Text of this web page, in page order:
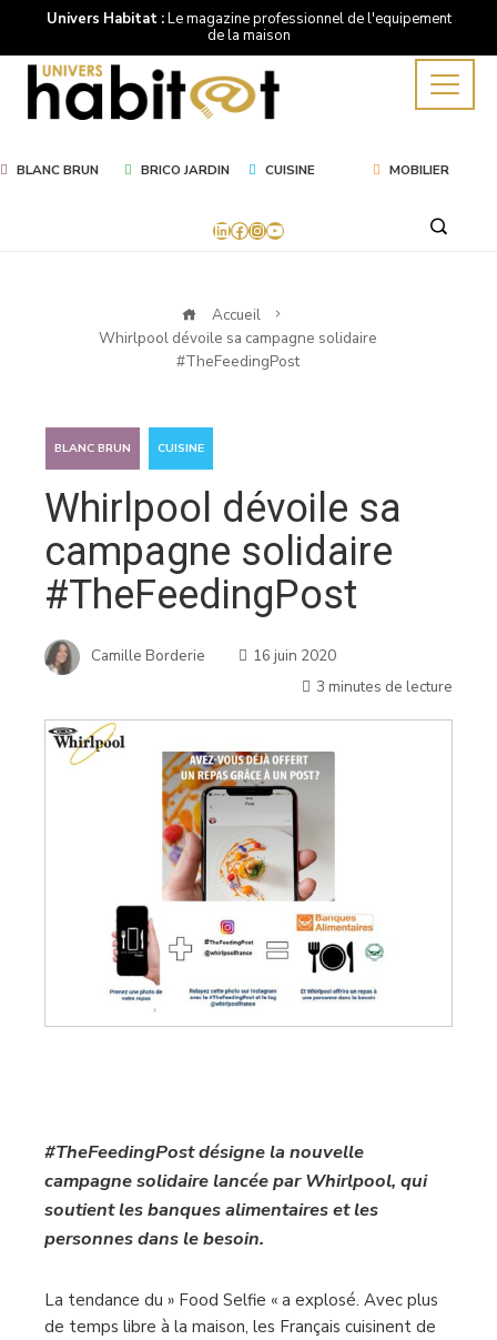
Univers Habitat :Le magazine professionnel de l'equipement
de la maison
BLANC BRUN BRICO JARDIN CUISINE MOBILIER
LinkedIn
Facebook
Instagram
YouTube
Accueil
Whirlpool dévoile sa campagne solidaire
#TheFeedingPost
BLANC BRUN CUISINE
Whirlpool dévoile sa
campagne solidaire
#TheFeedingPost
Camille Borderie
16 juin 2020
3 minutes de lecture
#TheFeedingPost désigne la nouvelle
campagne solidaire lancée par Whirlpool, qui
soutient les banques alimentaires et les
personnes dans le besoin.
La tendance du » Food Selfie « a explosé. Avec plus
de temps libre à la maison, les Français cuisinent de